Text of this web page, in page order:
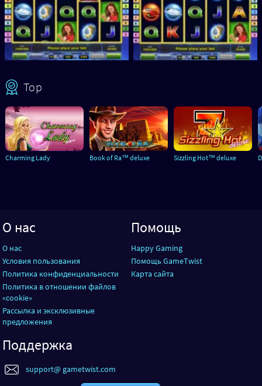
Top
Charming Lady Book of Ra™ deluxe Sizzling Hot™ deluxe
О нас
О нас
Условия пользования
Политика конфиденциальности
Политика в отношении файлов
«cookie»
Рассылка и эксклюзивные
предложения
Помощь
Happy Gaming
Помощь GameTwist
Карта сайта
Поддержка
support@ gametwist.com